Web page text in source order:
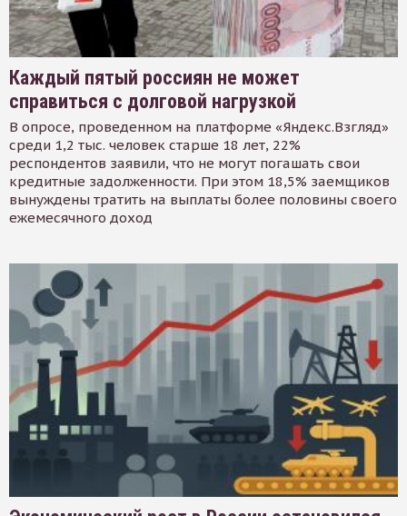
Каждый пятый россиян не может
справиться с долговой нагрузкой
В опросе, проведенном на платформе «Яндекс.Взгляд»
среди 1,2 тыс. человек старше 18 лет, 22%
респондентов заявили, что не могут погашать свои
кредитные задолженности. При этом 18,5% заемщиков
вынуждены тратить на выплаты более половины своего
ежемесячного доход